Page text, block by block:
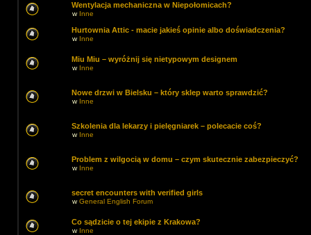
Wentylacja mechaniczna w Niepołomicach?
w Inne
Hurtownia Attic - macie jakieś opinie albo doświadczenia?
w Inne
Miu Miu – wyróżnij się nietypowym designem
w Inne
Nowe drzwi w Bielsku – który sklep warto sprawdzić?
w Inne
Szkolenia dla lekarzy i pielęgniarek – polecacie coś?
w Inne
Problem z wilgocią w domu – czym skutecznie zabezpieczyć?
w Inne
secret encounters with verified girls
wGeneral English Forum
Co sądzicie o tej ekipie z Krakowa?
w Inne